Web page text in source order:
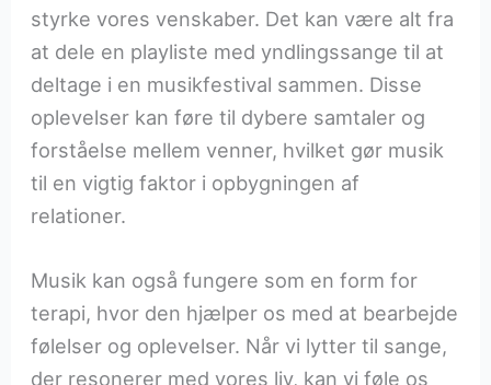
styrke vores venskaber. Det kan være alt fra
at dele en playliste med yndlingssange til at
deltage i en musikfestival sammen. Disse
oplevelser kan føre til dybere samtaler og
forståelse mellem venner, hvilket gør musik
til en vigtig faktor i opbygningen af
relationer.
Musik kan også fungere som en form for
terapi, hvor den hjælper os med at bearbejde
følelser og oplevelser. Når vi lytter til sange,
der resonerer med vores liv, kan vi føle os